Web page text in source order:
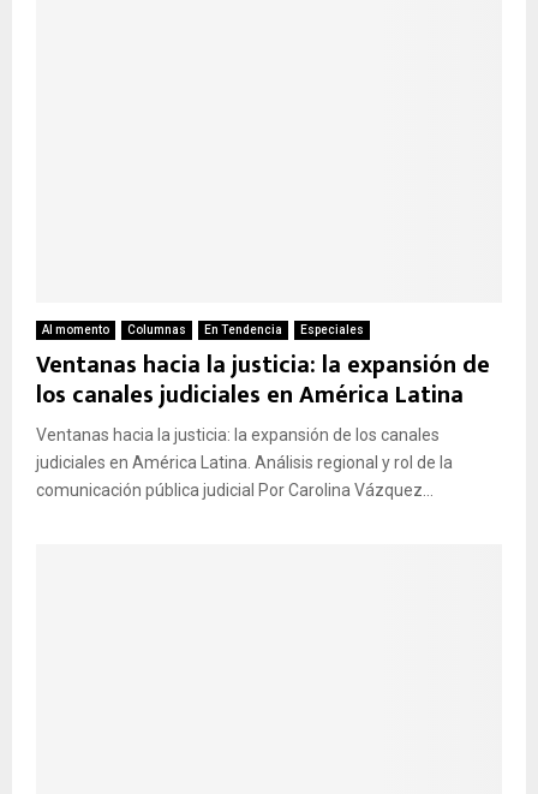
Al momento Columnas En Tendencia Especiales
Ventanas hacia la justicia: la expansión de
los canales judiciales en América Latina
Ventanas hacia la justicia: la expansión de los canales
judiciales en América Latina. Análisis regional y rol de la
comunicación pública judicial Por Carolina Vázquez...